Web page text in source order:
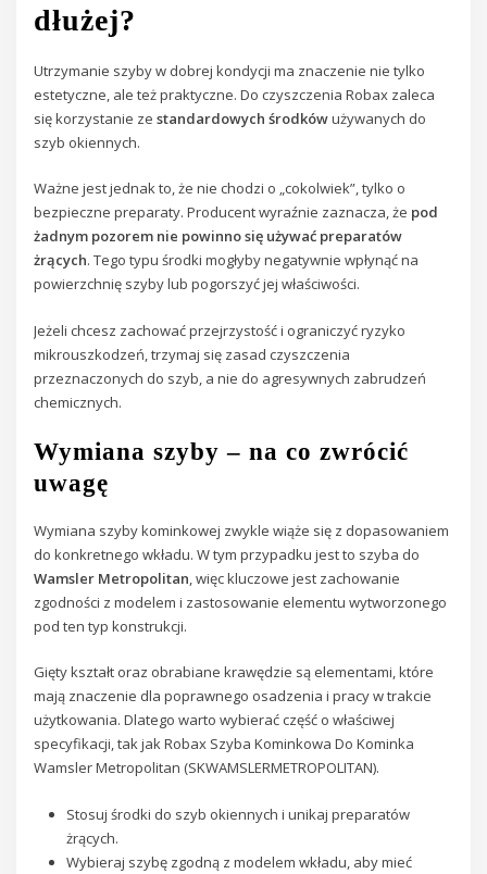
dłużej?
Utrzymanie szyby w dobrej kondycji ma znaczenie nie tylko
estetyczne, ale też praktyczne. Do czyszczenia Robax zaleca
się korzystanie zestandardowych środkówużywanych do
szyb okiennych.
Ważne jest jednak to, że nie chodzi o „cokolwiek”, tylko o
bezpieczne preparaty. Producent wyraźnie zaznacza, że pod
żadnym pozorem nie powinno się używać preparatów
żrących. Tego typu środki mogłyby negatywnie wpłynąć na
powierzchnię szyby lub pogorszyć jej właściwości.
Jeżeli chcesz zachować przejrzystość i ograniczyć ryzyko
mikrouszkodzeń, trzymaj się zasad czyszczenia
przeznaczonych do szyb, a nie do agresywnych zabrudzeń
chemicznych.
Wymiana szyby – na co zwrócić
uwagę
Wymiana szyby kominkowej zwykle wiąże się z dopasowaniem
do konkretnego wkładu. W tym przypadku jest to szyba do
Wamsler Metropolitan, więc kluczowe jest zachowanie
zgodności z modelem i zastosowanie elementu wytworzonego
pod ten typ konstrukcji.
Gięty kształt oraz obrabiane krawędzie są elementami, które
mają znaczenie dla poprawnego osadzenia i pracy w trakcie
użytkowania. Dlatego warto wybierać część o właściwej
specyfikacji, tak jak Robax Szyba Kominkowa Do Kominka
Wamsler Metropolitan (SKWAMSLERMETROPOLITAN).
Stosuj środki do szyb okiennych i unikaj preparatów
żrących.
Wybieraj szybę zgodną z modelem wkładu, aby mieć